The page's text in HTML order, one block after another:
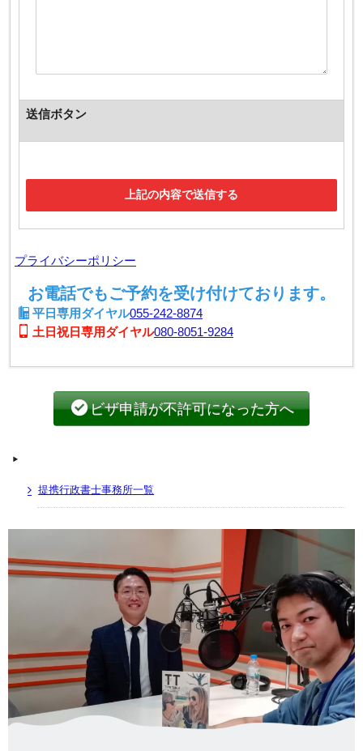
送信ボタン
プライバシーポリシー
お電話でもご予約を受け付けております。
平日専用ダイヤル055-242-8874
土日祝日専用ダイヤル080-8051-9284
ビザ申請が不許可になった方へ
提携行政書士事務所一覧